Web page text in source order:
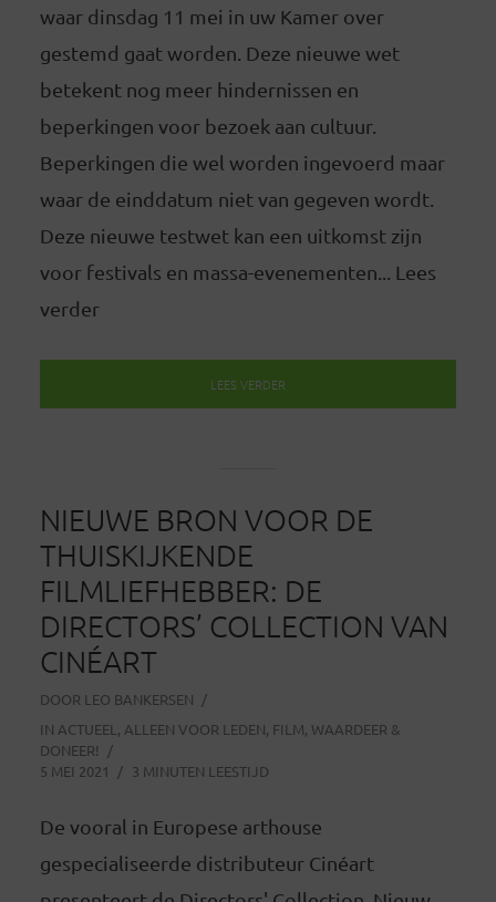
waar dinsdag 11 mei in uw Kamer over
gestemd gaat worden. Deze nieuwe wet
betekent nog meer hindernissen en
beperkingen voor bezoek aan cultuur.
Beperkingen die wel worden ingevoerd maar
waar de einddatum niet van gegeven wordt.
Deze nieuwe testwet kan een uitkomst zijn
voor festivals en massa-evenementen... Lees
verder
LEES VERDER
NIEUWE BRON VOOR DE
THUISKIJKENDE
FILMLIEFHEBBER: DE
DIRECTORS’ COLLECTION VAN
CINÉART
DOOR LEO BANKERSEN
IN ACTUEEL , ALLEEN VOOR LEDEN, FILM, WAARDEER &
DONEER!
5 MEI 2021
3 MINUTEN LEESTIJD
De vooral in Europese arthouse
gespecialiseerde distributeur Cinéart